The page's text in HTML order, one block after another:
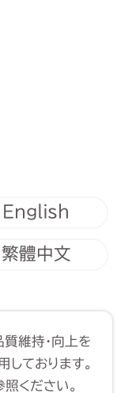
English
繁體中文
質維持・向上を
しております。
照ください。